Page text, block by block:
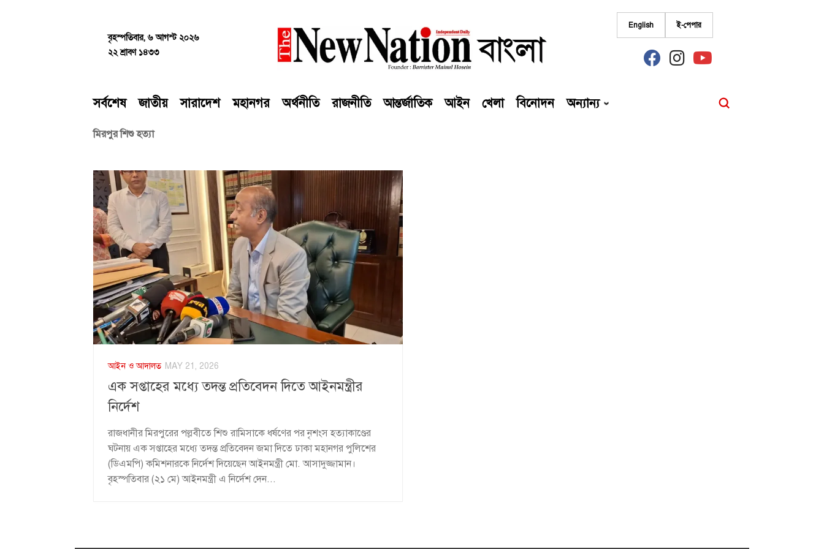
contentবৃহস্পতিবার, ৬ আগস্ট ২০২৬
২২ শ্রাবণ ১৪৩৩
English ই-পেপার
fab
fa-
fab
fa-
fab
fa-
সর্বশেষ জাতীয় সারাদেশ মহানগর অর্থনীতি রাজনীতি আন্তর্জাতিক আইন খেলা বিনোদন অন্যান্য
মিরপুর শিশু হত্যা
আইন ও আদালত MAY 21, 2026
এক সপ্তাহের মধ্যে তদন্ত প্রতিবেদন দিতে আইনমন্ত্রীর
নির্দেশ
রাজধানীর মিরপুরের পল্লবীতে শিশু রামিসাকে ধর্ষণের পর নৃশংস হত্যাকাণ্ডের
ঘটনায় এক সপ্তাহের মধ্যে তদন্ত প্রতিবেদন জমা দিতে ঢাকা মহানগর পুলিশের
(ডিএমপি) কমিশনারকে নির্দেশ দিয়েছেন আইনমন্ত্রী মো. আসাদুজ্জামান।
বৃহস্পতিবার (২১ মে) আইনমন্ত্রী এ নির্দেশ দেন...